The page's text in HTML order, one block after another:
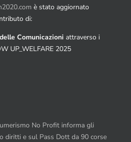
è stato aggiornato
di:
Comunicazioni attraverso i
UP_WELFARE 2025
No Profit informa gli
diritti e sul Pass Dott da 90 corse